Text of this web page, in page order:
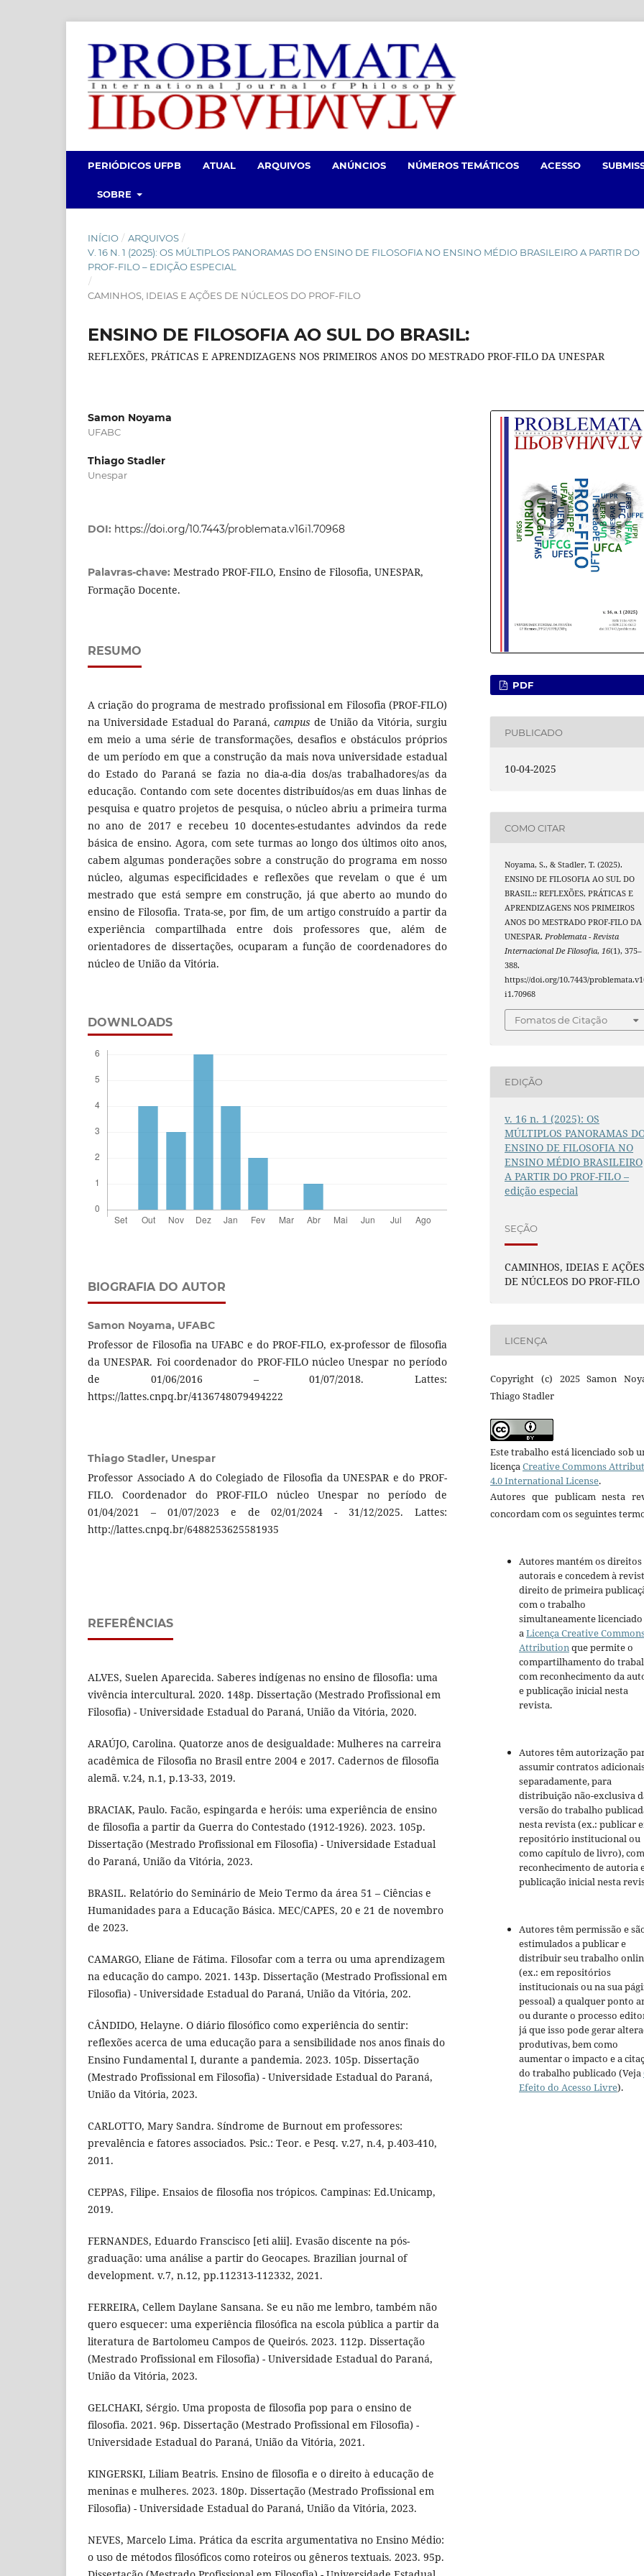
PERIÓDICOS UFPB ATUAL ARQUIVOS ANÚNCIOS NÚMEROS TEMÁTICOS ACESSO
SOBRE
INÍCIO / ARQUIVOS /
V. 16 N. 1 (2025): OS MÚLTIPLOS PANORAMAS DO ENSINO DE FILOSOFIA NO ENSINO MÉDIO BRASILEIRO A PARTIR DO
PROF-FILO – EDIÇÃO ESPECIAL
/
CAMINHOS, IDEIAS E AÇÕES DE NÚCLEOS DO PROF-FILO
ENSINO DE FILOSOFIA AO SUL DO BRASIL:
REFLEXÕES, PRÁTICAS E APRENDIZAGENS NOS PRIMEIROS ANOS DO MESTRADO PROF-FILO DA UNESPAR
Samon Noyama
UFABC
Thiago Stadler
Unespar
DOI: https://doi.org/10.7443/problemata.v16i1.70968
Palavras-chave: Mestrado PROF-FILO, Ensino de Filosofia, UNESPAR,
Formação Docente.
RESUMO
A criação do programa de mestrado profissional em Filosofia (PROF-FILO)
na Universidade Estadual do Paraná, campus de União da Vitória, surgiu
em meio a uma série de transformações, desafios e obstáculos próprios
de um período em que a construção da mais nova universidade estadual
do Estado do Paraná se fazia no dia-a-dia dos/as trabalhadores/as da
educação. Contando com sete docentes distribuídos/as em duas linhas de
pesquisa e quatro projetos de pesquisa, o núcleo abriu a primeira turma
no ano de 2017 e recebeu 10 docentes-estudantes advindos da rede
básica de ensino. Agora, com sete turmas ao longo dos últimos oito anos,
cabem algumas ponderações sobre a construção do programa em nosso
núcleo, algumas especificidades e reflexões que revelam o que é um
mestrado que está sempre em construção, já que aberto ao mundo do
ensino de Filosofia. Trata-se, por fim, de um artigo construído a partir da
experiência compartilhada entre dois professores que, além de
orientadores de dissertações, ocuparam a função de coordenadores do
núcleo de União da Vitória.
DOWNLOADS
BIOGRAFIA DO AUTOR
Samon Noyama, UFABC
Professor de Filosofia na UFABC e do PROF-FILO, ex-professor de filosofia
da UNESPAR. Foi coordenador do PROF-FILO núcleo Unespar no período
de 01/06/2016 – 01/07/2018. Lattes:
https://lattes.cnpq.br/4136748079494222
Thiago Stadler, Unespar
Professor Associado A do Colegiado de Filosofia da UNESPAR e do PROF-
FILO. Coordenador do PROF-FILO núcleo Unespar no período de
01/04/2021 – 01/07/2023 e de 02/01/2024 - 31/12/2025. Lattes:
http://lattes.cnpq.br/6488253625581935
REFERÊNCIAS
ALVES, Suelen Aparecida. Saberes indígenas no ensino de filosofia: uma
vivência intercultural. 2020. 148p. Dissertação (Mestrado Profissional em
Filosofia) - Universidade Estadual do Paraná, União da Vitória, 2020.
ARAÚJO, Carolina. Quatorze anos de desigualdade: Mulheres na carreira
acadêmica de Filosofia no Brasil entre 2004 e 2017. Cadernos de filosofia
alemã. v.24, n.1, p.13-33, 2019.
BRACIAK, Paulo. Facão, espingarda e heróis: uma experiência de ensino
de filosofia a partir da Guerra do Contestado (1912-1926). 2023. 105p.
Dissertação (Mestrado Profissional em Filosofia) - Universidade Estadual
do Paraná, União da Vitória, 2023.
BRASIL. Relatório do Seminário de Meio Termo da área 51 – Ciências e
Humanidades para a Educação Básica. MEC/CAPES, 20 e 21 de novembro
de 2023.
CAMARGO, Eliane de Fátima. Filosofar com a terra ou uma aprendizagem
na educação do campo. 2021. 143p. Dissertação (Mestrado Profissional em
Filosofia) - Universidade Estadual do Paraná, União da Vitória, 202.
CÂNDIDO, Helayne. O diário filosófico como experiência do sentir:
reflexões acerca de uma educação para a sensibilidade nos anos finais do
Ensino Fundamental I, durante a pandemia. 2023. 105p. Dissertação
(Mestrado Profissional em Filosofia) - Universidade Estadual do Paraná,
União da Vitória, 2023.
CARLOTTO, Mary Sandra. Síndrome de Burnout em professores:
prevalência e fatores associados. Psic.: Teor. e Pesq. v.27, n.4, p.403-410,
2011.
CEPPAS, Filipe. Ensaios de filosofia nos trópicos. Campinas: Ed.Unicamp,
2019.
FERNANDES, Eduardo Franscisco [eti alii]. Evasão discente na pós-
graduação: uma análise a partir do Geocapes. Brazilian journal of
development. v.7, n.12, pp.112313-112332, 2021.
FERREIRA, Cellem Daylane Sansana. Se eu não me lembro, também não
quero esquecer: uma experiência filosófica na escola pública a partir da
literatura de Bartolomeu Campos de Queirós. 2023. 112p. Dissertação
(Mestrado Profissional em Filosofia) - Universidade Estadual do Paraná,
União da Vitória, 2023.
GELCHAKI, Sérgio. Uma proposta de filosofia pop para o ensino de
filosofia. 2021. 96p. Dissertação (Mestrado Profissional em Filosofia) -
Universidade Estadual do Paraná, União da Vitória, 2021.
KINGERSKI, Liliam Beatris. Ensino de filosofia e o direito à educação de
meninas e mulheres. 2023. 180p. Dissertação (Mestrado Profissional em
Filosofia) - Universidade Estadual do Paraná, União da Vitória, 2023.
NEVES, Marcelo Lima. Prática da escrita argumentativa no Ensino Médio:
o uso de métodos filosóficos como roteiros ou gêneros textuais. 2023. 95p.
PDF
PUBLICADO
10-04-2025
COMO CITAR
Noyama, S., & Stadler, T. (2025).
ENSINO DE FILOSOFIA AO SUL DO
BRASIL:: REFLEXÕES, PRÁTICAS E
APRENDIZAGENS NOS PRIMEIROS
ANOS DO MESTRADO PROF-FILO DA
UNESPAR.Problemata - Revista
Internacional De Filosofia,16(1), 375–
388.
https://doi.org/10.7443/
i1.70968
Fomatos de Citação
EDIÇÃO
v. 16 n. 1 (2025): OS
MÚLTIPLOS PANORAMAS
ENSINO DE FILOSOFIA NO
ENSINO MÉDIO BRASILEIRO
A PARTIR DO PROF-FILO –
edição especial
SEÇÃO
CAMINHOS, IDEIAS E AÇÕES
DE NÚCLEOS DO PROF-FILO
LICENÇA
Copyright (c) 2025 Samon
Thiago Stadler
Este trabalho está licenciado sob
licençaCreative Commons
4.0 International License.
Autores que publicam nesta
concordam com os seguintes
Autores mantém os direitos
autorais e concedem à
direito de primeira
com o trabalho
simultaneamente
aLicença Creative
Attributionque permite o
compartilhamento do
com reconhecimento da
e publicação inicial nesta
revista.
Autores têm autorização
assumir contratos
separadamente, para
distribuição não-exclusiva
versão do trabalho
nesta revista (ex.: publicar
repositório institucional ou
como capítulo de livro), com
reconhecimento de autoria
publicação inicial nesta
Autores têm permissão e
estimulados a publicar e
distribuir seu trabalho
(ex.: em repositórios
institucionais ou na sua
pessoal) a qualquer ponto
ou durante o processo
já que isso pode gerar
produtivas, bem como
aumentar o impacto e a
do trabalho publicado (Veja
Efeito do Acesso Livre).